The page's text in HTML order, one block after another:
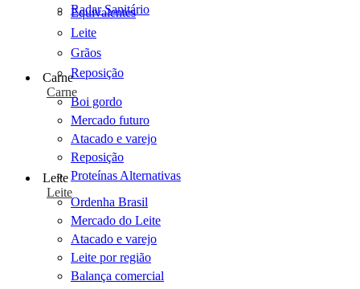
Radar Sanitário
Equivalentes
Leite
Grãos
Reposição
Carne
Carne
Boi gordo
Mercado futuro
Atacado e varejo
Reposição
Proteínas Alternativas
Leite
Leite
Ordenha Brasil
Mercado do Leite
Atacado e varejo
Leite por região
Balança comercial